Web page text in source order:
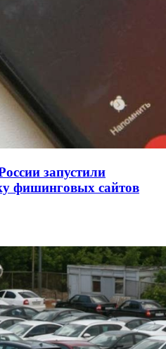
Волгограде пройдёт
Года единства народов
запустили
фишинговых сайтов